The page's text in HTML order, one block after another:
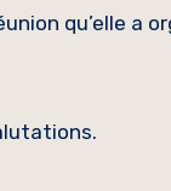
qu’elle a